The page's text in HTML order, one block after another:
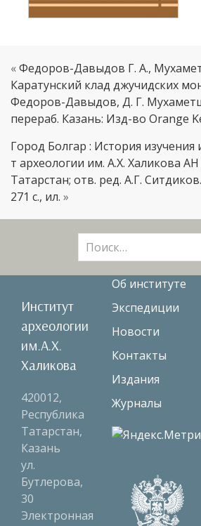
«Федоров-Давыдов Г. А.,
Каратунский клад джучидских
Федоров-Давыдов, Д. Г.
перераб. Казань: Изд-во Orange
Город Болгар : История
т археологии им. А.Х. Халикова
Татарстан; отв. ред. А.Г.
271 с., ил. »
Институт
археологии
им.А.Х.
Халикова
420012,
Республика
Татарстан,
Казань
ул.
Бутлерова,
30
Электронная
Об институте
Экспедиции
Новости
Контакты
Издания
Журналы